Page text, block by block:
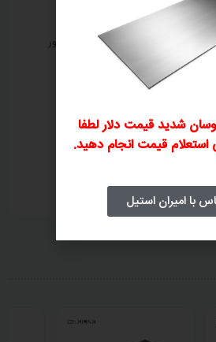
بررسی و صدور پیش‌فاکتور
ارسال و تحویل کالا
شدید قیمت دلار لطفا
قیمت انجام دهید.
با امیران استیل